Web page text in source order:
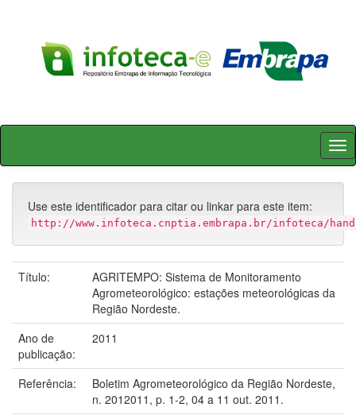
Skip
Use este identificador para citar ou linkar para este item:
http://www.infoteca.cnptia.embrapa.br/infoteca/
Título:
AGRITEMPO: Sistema de Monitoramento
Agrometeorológico: estações meteorológicas da
Região Nordeste.
Ano de
publicação:
2011
Referência:
Boletim Agrometeorológico da Região Nordeste,
n. 2012011, p. 1-2, 04 a 11 out. 2011.